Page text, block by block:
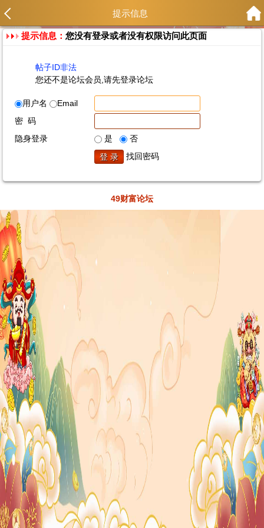
提示信息
提示信息：您没有登录或者没有权限访问此页面
帖子ID非法
您还不是论坛会员,请先登录论坛
用户名
Email
密 码
隐身登录
是
否
找回密码
49财富论坛